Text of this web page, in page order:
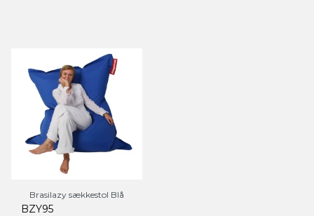
Brasilazy sækkestol Blå
BZY95